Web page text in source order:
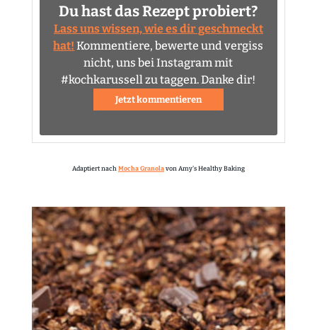
Du hast das Rezept probiert?
Lass uns wissen, wie es dir geschmeckt
hat! Kommentiere, bewerte und vergiss
nicht, uns bei Instagram mit
#kochkarussell zu taggen. Danke dir!
Jetzt kommentieren
Adaptiert nach Mocha Granolavon Amy's Healthy Baking